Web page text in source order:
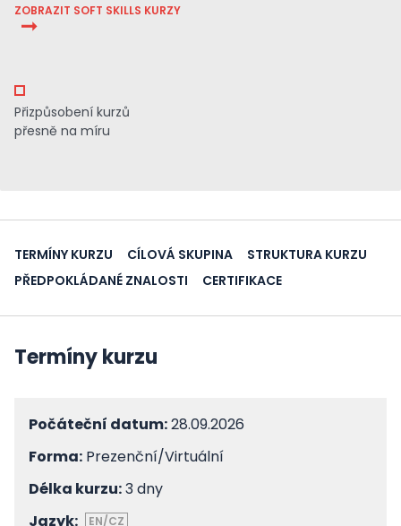
ZOBRAZIT SOFT SKILLS KURZY
Přizpůsobení kurzů
přesně na míru
TERMÍNY KURZU CÍLOVÁ SKUPINA
STRUKTURA KURZU
PŘEDPOKLÁDANÉ ZNALOSTI
CERTIFIKACE
Termíny kurzu
Počáteční datum:28.09.2026
Forma: Prezenční/Virtuální
Délka kurzu:3 dny
Jazyk:
EN/CZ